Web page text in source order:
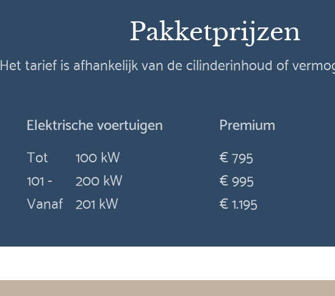
Pakketprijzen
Het tarief is afhankelijk van de cilinderinhoud of
Elektrische voertuigen
Tot
100 kW
101 -
200 kW
Vanaf 201 kW
Premium
€ 795
€ 995
€ 1.195